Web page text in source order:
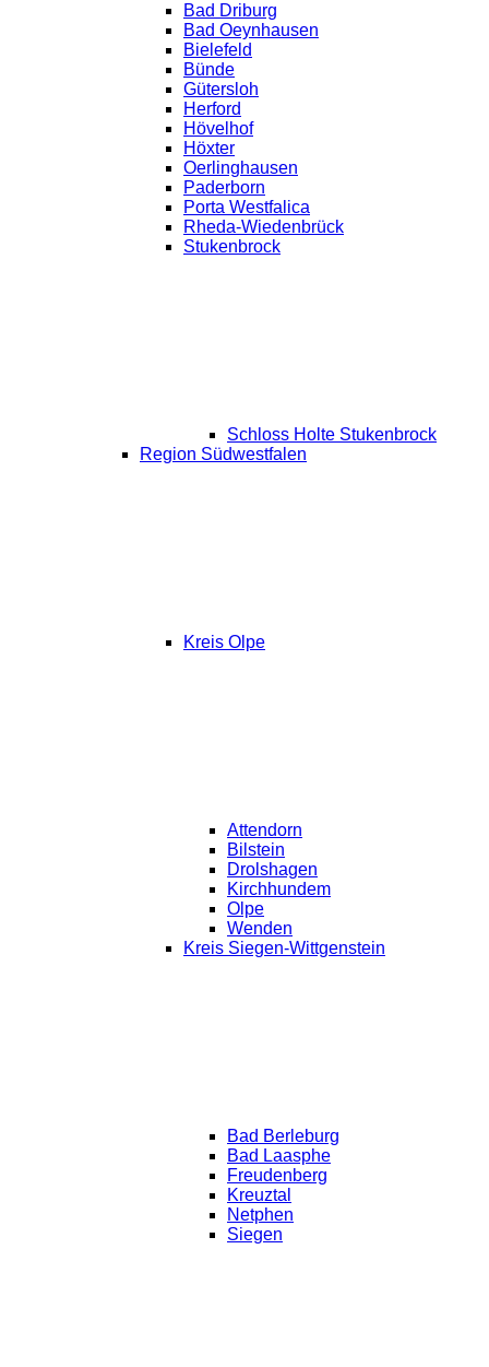
Bad Driburg
Bad Oeynhausen
Bielefeld
Bünde
Gütersloh
Herford
Hövelhof
Höxter
Oerlinghausen
Paderborn
Porta Westfalica
Rheda-Wiedenbrück
Stukenbrock
Schloss Holte Stukenbrock
Region Südwestfalen
Kreis Olpe
Attendorn
Bilstein
Drolshagen
Kirchhundem
Olpe
Wenden
Kreis Siegen-Wittgenstein
Bad Berleburg
Bad Laasphe
Freudenberg
Kreuztal
Netphen
Siegen